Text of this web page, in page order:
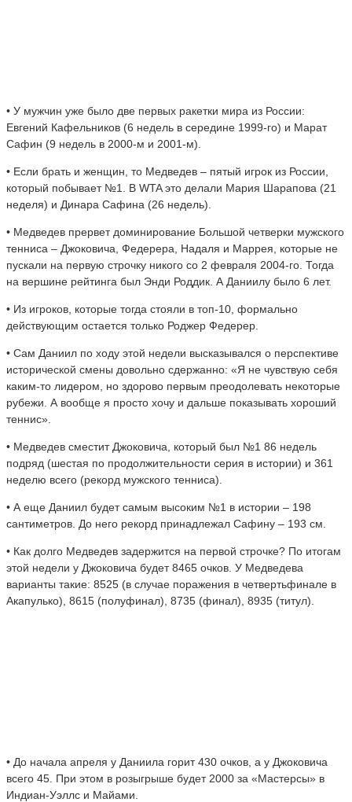
• У мужчин уже было две первых ракетки мира из России:
Евгений Кафельников (6 недель в середине 1999-го) и Марат
Сафин (9 недель в 2000-м и 2001-м).
• Если брать и женщин, то Медведев – пятый игрок из России,
который побывает №1. В WTA это делали Мария Шарапова (21
неделя) и Динара Сафина (26 недель).
• Медведев прервет доминирование Большой четверки мужского
тенниса – Джоковича, Федерера, Надаля и Маррея, которые не
пускали на первую строчку никого со 2 февраля 2004-го. Тогда
на вершине рейтинга был Энди Роддик. А Даниилу было 6 лет.
• Из игроков, которые тогда стояли в топ-10, формально
действующим остается только Роджер Федерер.
• Сам Даниил по ходу этой недели высказывался о перспективе
исторической смены довольно сдержанно: «Я не чувствую себя
каким-то лидером, но здорово первым преодолевать некоторые
рубежи. А вообще я просто хочу и дальше показывать хороший
теннис».
• Медведев сместит Джоковича, который был №1 86 недель
подряд (шестая по продолжительности серия в истории) и 361
неделю всего (рекорд мужского тенниса).
• А еще Даниил будет самым высоким №1 в истории – 198
сантиметров. До него рекорд принадлежал Сафину – 193 см.
• Как долго Медведев задержится на первой строчке? По итогам
этой недели у Джоковича будет 8465 очков. У Медведева
варианты такие: 8525 (в случае поражения в четвертьфинале в
Акапулько), 8615 (полуфинал), 8735 (финал), 8935 (титул).
• До начала апреля у Даниила горит 430 очков, а у Джоковича
всего 45. При этом в розыгрыше будет 2000 за «Мастерсы» в
Индиан-Уэллс и Майами.